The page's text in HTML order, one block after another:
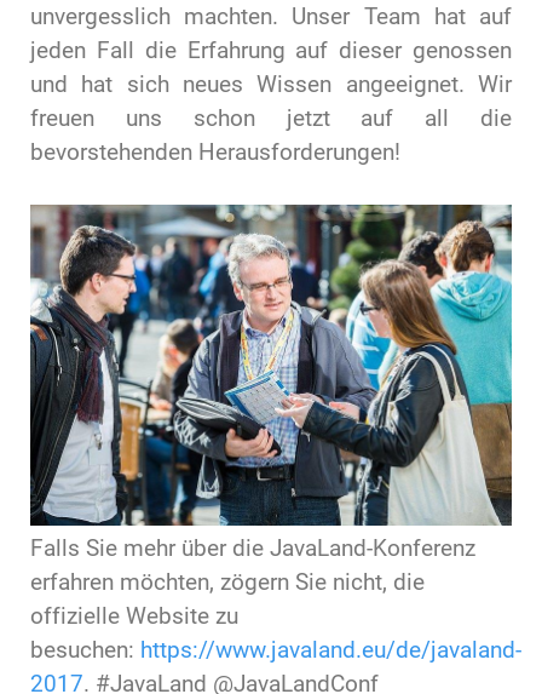
unvergesslich machten. Unser Team hat auf
jeden Fall die Erfahrung auf dieser genossen
und hat sich neues Wissen angeeignet. Wir
freuen uns schon jetzt auf all die
bevorstehenden Herausforderungen!
Falls Sie mehr über die JavaLand-Konferenz
erfahren möchten, zögern Sie nicht, die
offizielle Website zu
besuchen: https://www.javaland.eu/de/javaland-
2017. #JavaLand @JavaLandConf